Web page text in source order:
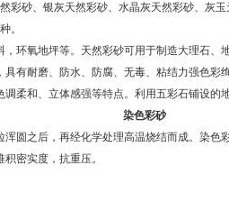
砂、银灰天然彩砂、水晶灰天然彩砂、灰玉
。
环氧地坪等。天然彩砂可用于制造大理石、
有耐磨、防水、防腐、无毒、粘结力强色
柔和、立体感强等特点。利用五彩石铺设的
染色彩砂
圆之后，再经化学处理高温烧结而成。染色
密实度，抗重压。